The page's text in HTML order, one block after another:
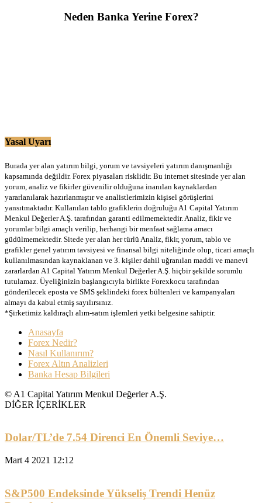
Neden Banka Yerine Forex?
Yasal Uyarı
Burada yer alan yatırım bilgi, yorum ve tavsiyeleri yatırım danışmanlığı
kapsamında değildir. Forex piyasaları risklidir. Bu internet sitesinde yer alan
yorum, analiz ve fikirler güvenilir olduğuna inanılan kaynaklardan
yararlanılarak hazırlanmıştır ve analistlerimizin kişisel görüşlerini
yansıtmaktadır. Kullanılan tablo grafiklerin doğruluğu A1 Capital Yatırım
Menkul Değerler A.Ş. tarafından garanti edilmemektedir. Analiz, fikir ve
yorumlar bilgi amaçlı verilip, herhangi bir menfaat sağlama amacı
güdülmemektedir. Sitede yer alan her türlü Analiz, fikir, yorum, tablo ve
grafikler genel yatırım tavsiyesi ve finansal bilgi niteliğinde olup, ticari amaçlı
kullanılmasından kaynaklanan ve 3. kişiler dahil uğranılan maddi ve manevi
zararlardan A1 Capital Yatırım Menkul Değerler A.Ş. hiçbir şekilde sorumlu
tutulamaz. Üyeliğinizin başlangıcıyla birlikte Forexkocu tarafından
gönderilecek eposta ve SMS şeklindeki forex bültenleri ve kampanyaları
almayı da kabul etmiş sayılırsınız.
*Şirketimiz kaldıraçlı alım-satım işlemleri yetki belgesine sahiptir.
Anasayfa
Forex Nedir?
Nasıl Kullanırım?
Forex Altın Analizleri
Banka Hesap Bilgileri
© A1 Capital Yatırım Menkul Değerler A.Ş.
DİĞER İÇERİKLER
Dolar/TL’de 7.54 Direnci En Önemli Seviye…
Mart 4 2021 12:12
S&P500 Endeksinde Yükseliş Trendi Henüz